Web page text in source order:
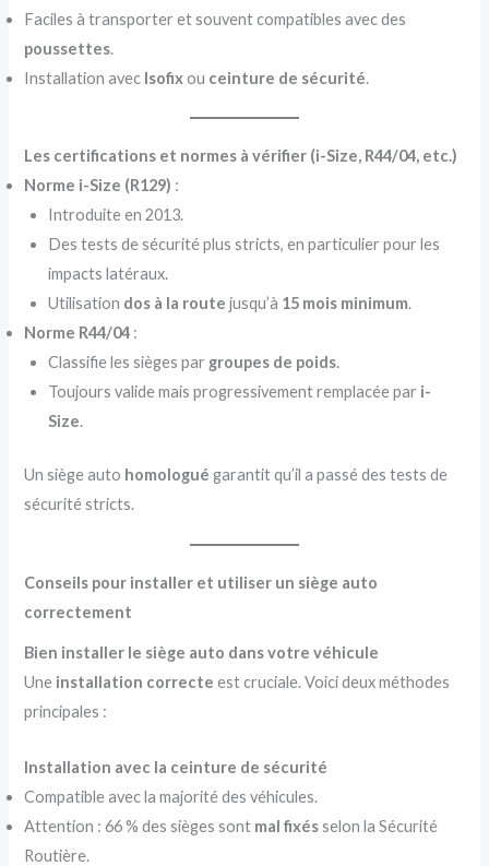
Faciles à transporter et souvent compatibles avec des
poussettes.
Installation avec Isofixou ceinture de sécurité.
Les certifications et normes à vérifier (i-Size, R44/04, etc.)
Norme i-Size (R129) :
Introduite en 2013.
Des tests de sécurité plus stricts, en particulier pour les
impacts latéraux.
Utilisation dos à la route jusqu’à 15 mois minimum.
Norme R44/04 :
Classifie les sièges par groupes de poids.
Toujours valide mais progressivement remplacée par i-
Size.
Un siège auto homologué garantit qu’il a passé des tests de
sécurité stricts.
Conseils pour installer et utiliser un siège auto
correctement
Bien installer le siège auto dans votre véhicule
Une installation correcte est cruciale. Voici deux méthodes
principales :
Installation avec la ceinture de sécurité
Compatible avec la majorité des véhicules.
Attention : 66 % des sièges sont mal fixésselon la Sécurité
Routière.